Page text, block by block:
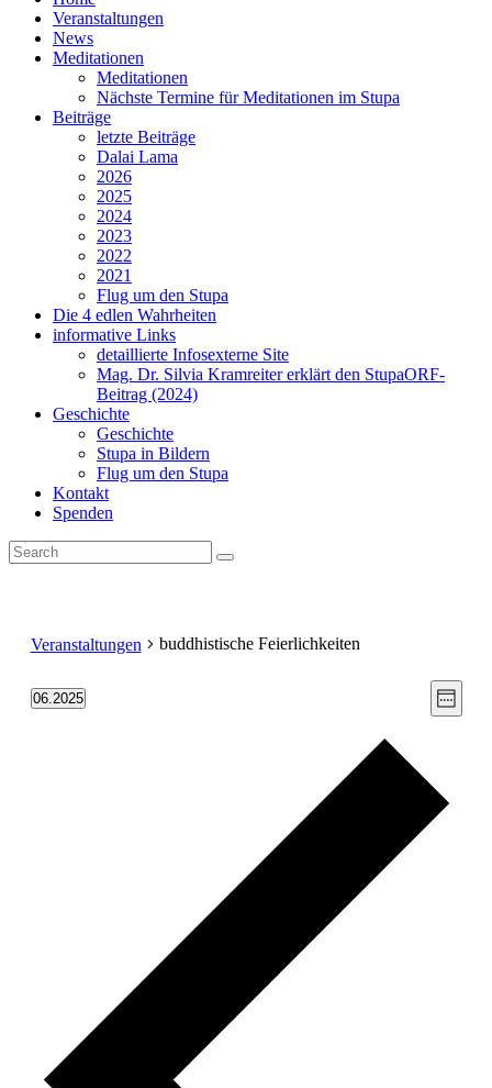
Veranstaltungen
News
Meditationen
Meditationen
Nächste Termine für Meditationen im Stupa
Beiträge
letzte Beiträge
Dalai Lama
2026
2025
2024
2023
2022
2021
Flug um den Stupa
Die 4 edlen Wahrheiten
informative Links
detaillierte Infosexterne Site
Mag. Dr. Silvia Kramreiter erklärt den StupaORF-
Beitrag (2024)
Geschichte
Geschichte
Stupa in Bildern
Flug um den Stupa
Kontakt
Spenden
Veranstaltungen buddhistische Feierlichkeiten
Woche
06.2025